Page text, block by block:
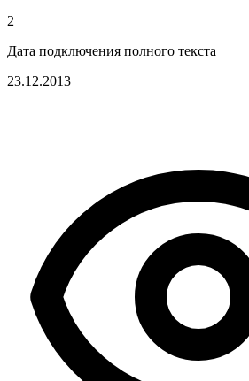
2
Дата подключения полного текста
23.12.2013